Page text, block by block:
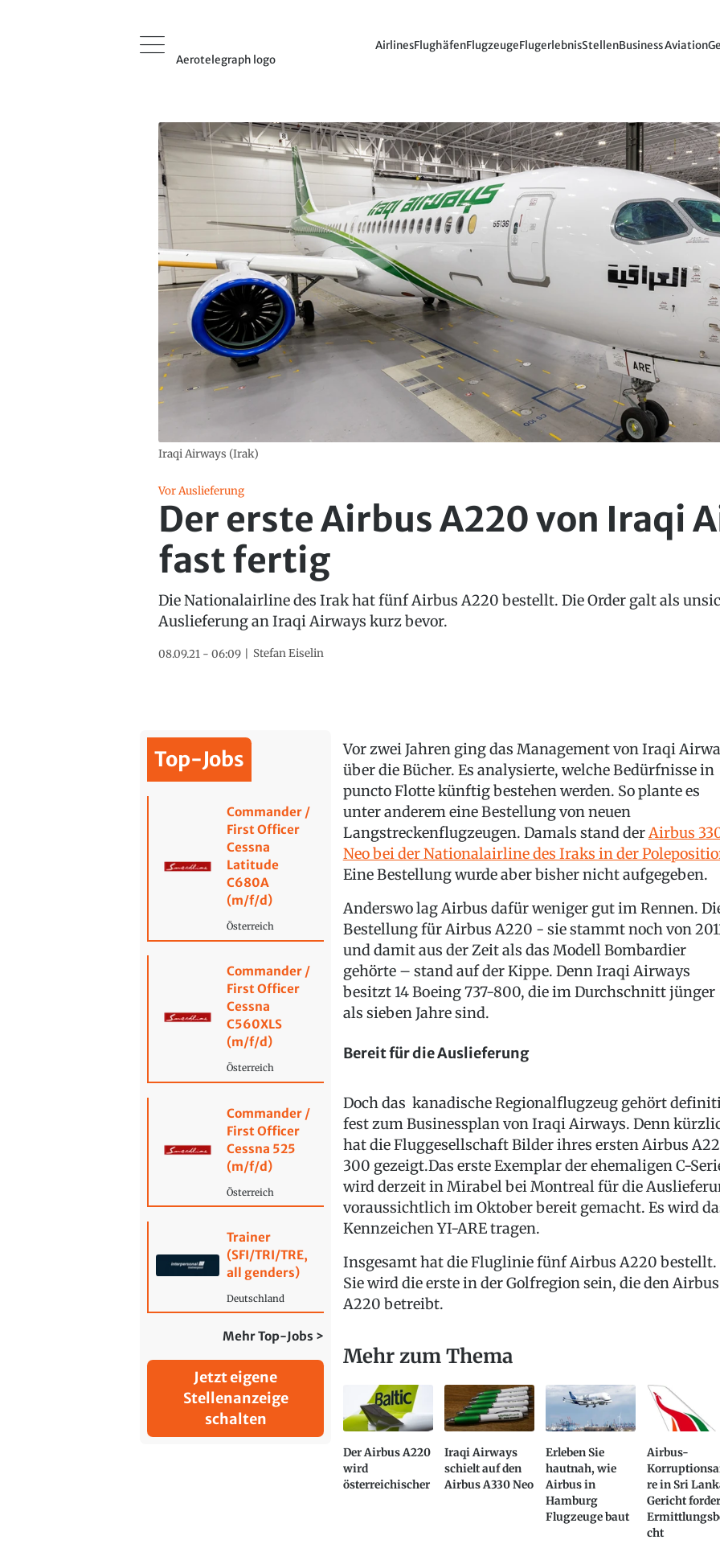
Aerotelegraph logo
AirlinesFlughäfenFlugzeugeFlugerlebnisStellenBusiness Aviation
Iraqi Airways (Irak)
Vor Auslieferung
Der erste Airbus A220 von Iraqi
fast fertig
Die Nationalairline des Irak hat fünf Airbus A220 bestellt. Die Order galt als
Auslieferung an Iraqi Airways kurz bevor.
08.09.21 - 06:09 Stefan Eiselin
Top-Jobs
Commander /
First Officer
Cessna
Latitude
C680A
(m/f/d)
Österreich
Commander /
First Officer
Cessna
C560XLS
(m/f/d)
Österreich
Commander /
First Officer
Cessna 525
(m/f/d)
Österreich
Trainer
(SFI/TRI/TRE,
all genders)
Deutschland
Mehr Top-Jobs >
Jetzt eigene
Stellenanzeige
schalten
Vor zwei Jahren ging das Management von Iraqi
über die Bücher. Es analysierte, welche Bedürfnisse in
puncto Flotte künftig bestehen werden. So plante es
unter anderem eine Bestellung von neuen
Langstreckenflugzeugen. Damals stand derAirbus
Neo bei der Nationalairline des Iraks in der
Eine Bestellung wurde aber bisher nicht aufgegeben.
Anderswo lag Airbus dafür weniger gut im Rennen.
Bestellung für Airbus A220 - sie stammt noch von
und damit aus der Zeit als das Modell Bombardier
gehörte – stand auf der Kippe. Denn Iraqi Airways
besitzt 14 Boeing 737-800, die im Durchschnitt jünger
als sieben Jahre sind.
Bereit für die Auslieferung
Doch das kanadische Regionalflugzeug gehört
fest zum Businessplan von Iraqi Airways. Denn
hat die Fluggesellschaft Bilder ihres ersten Airbus
300 gezeigt.Das erste Exemplar der ehemaligen C-
wird derzeit in Mirabel bei Montreal für die
voraussichtlich im Oktober bereit gemacht. Es wird
Kennzeichen YI-ARE tragen.
Insgesamt hat die Fluglinie fünf Airbus A220 bestellt.
Sie wird die erste in der Golfregion sein, die den Airbus
A220 betreibt.
Mehr zum Thema
Der Airbus A220
wird
österreichischer
Iraqi Airways
schielt auf den
Airbus A330 Neo
Erleben Sie
hautnah, wie
Airbus in
Hamburg
Flugzeuge baut
Airbus-
re in Sri
Gericht
cht